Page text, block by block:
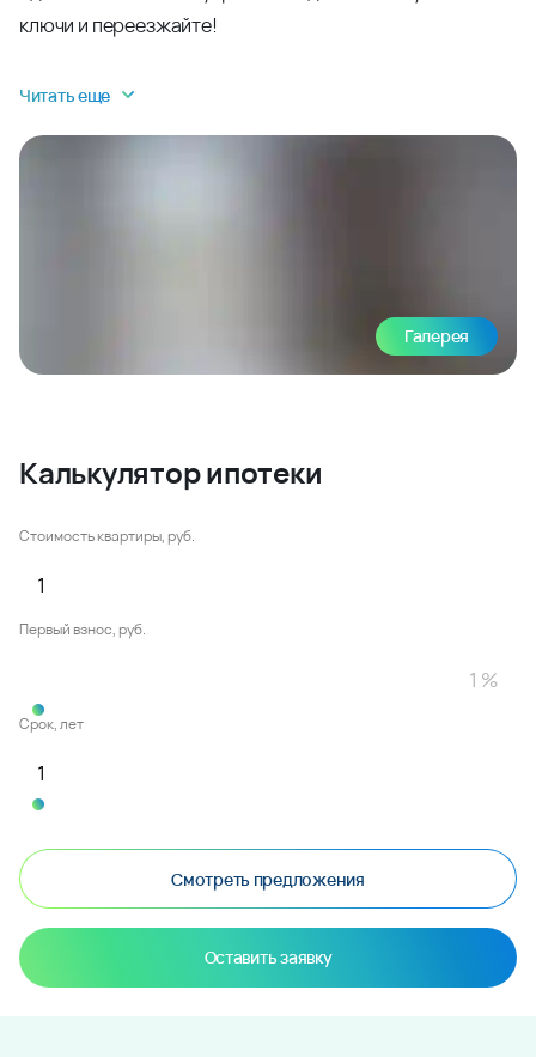
ключи и переезжайте!
Читать еще
Галерея
Калькулятор ипотеки
Стоимость квартиры, руб.
Первый взнос, руб.
Срок, лет
Смотреть предложения
Оставить заявку